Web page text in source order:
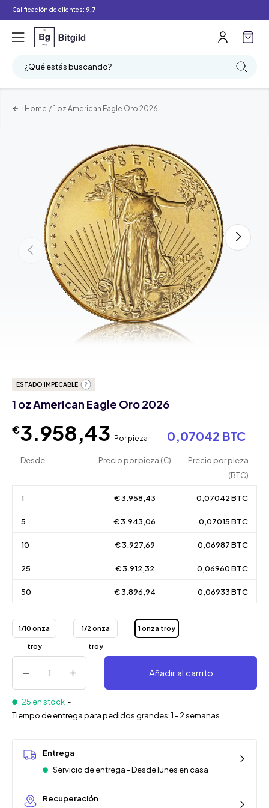
Calificación de clientes: 9,7
¿Qué estás buscando?
Home / 1 oz American Eagle Oro 2026
ESTADO IMPECABLE
1 oz American Eagle Oro 2026
€3.958,43 Por pieza 0,07042 BTC
Desde Precio por pieza (€)
Precio por pieza
(BTC)
1 € 3.958,43 0,07042 BTC
5 € 3.943,06 0,07015 BTC
10 € 3.927,69 0,06987 BTC
25 € 3.912,32 0,06960 BTC
50 € 3.896,94 0,06933 BTC
1/10 onza
troy
1/2 onza
troy
1 onza troy
Añadir al carrito
25 en stock -
Tiempo de entrega para pedidos grandes: 1 - 2 semanas
Entrega
Servicio de entrega - Desde lunes en casa
Recuperación